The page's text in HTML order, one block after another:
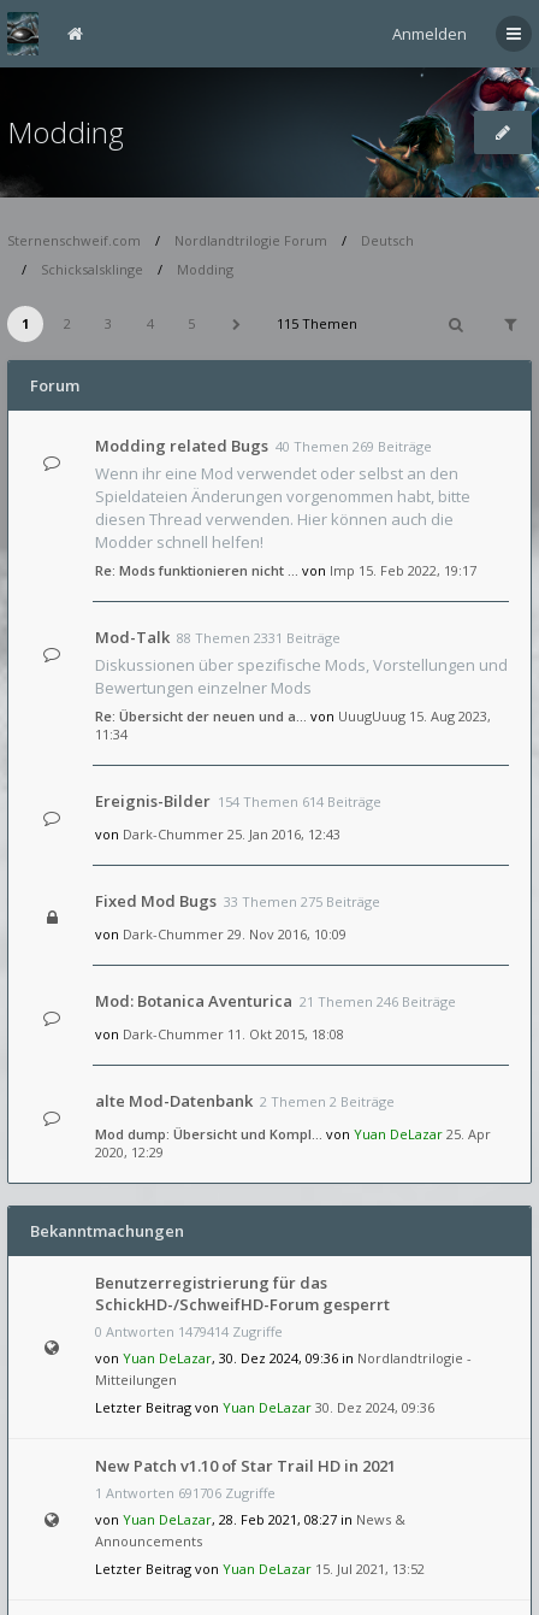
Anmelden
Modding
Sternenschweif.com Nordlandtrilogie Forum
Deutsch
Schicksalsklinge
Modding
1 2 3 4 5 115 Themen
Forum
Modding related Bugs 40 Themen 269 Beiträge
Wenn ihr eine Mod verwendet oder selbst an den
Spieldateien Änderungen vorgenommen habt, bitte
diesen Thread verwenden. Hier können auch die
Modder schnell helfen!
Re: Mods funktionieren nicht … von Imp 15. Feb 2022, 19:17
Mod-Talk 88 Themen 2331 Beiträge
Diskussionen über spezifische Mods, Vorstellungen und
Bewertungen einzelner Mods
Re: Übersicht der neuen und a… von UuugUuug 15. Aug 2023,
11:34
Ereignis-Bilder 154 Themen 614 Beiträge
von Dark-Chummer 25. Jan 2016, 12:43
Fixed Mod Bugs 33 Themen 275 Beiträge
von Dark-Chummer 29. Nov 2016, 10:09
Mod: Botanica Aventurica 21 Themen 246 Beiträge
von Dark-Chummer 11. Okt 2015, 18:08
alte Mod-Datenbank 2 Themen 2 Beiträge
Mod dump: Übersicht und Kompl… von Yuan DeLazar 25. Apr
2020, 12:29
Bekanntmachungen
Benutzerregistrierung für das
SchickHD-/SchweifHD-Forum gesperrt
0 Antworten 1479414 Zugriffe
von Yuan DeLazar, 30. Dez 2024, 09:36 in Nordlandtrilogie -
Mitteilungen
Letzter Beitrag von Yuan DeLazar 30. Dez 2024, 09:36
New Patch v1.10 of Star Trail HD in 2021
1 Antworten 691706 Zugriffe
von Yuan DeLazar, 28. Feb 2021, 08:27 in News &
Announcements
Letzter Beitrag von Yuan DeLazar 15. Jul 2021, 13:52